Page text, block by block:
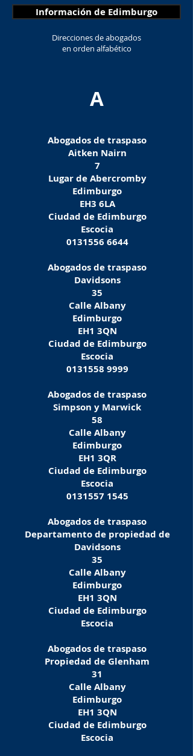
Información de Edimburgo
Direcciones de abogados
en orden alfabético
A
Abogados de traspaso
Aitken Nairn
7
Lugar de Abercromby
Edimburgo
EH3 6LA
Ciudad de Edimburgo
Escocia
0131556 6644
Abogados de traspaso
Davidsons
35
Calle Albany
Edimburgo
EH1 3QN
Ciudad de Edimburgo
Escocia
0131558 9999
Abogados de traspaso
Simpson y Marwick
58
Calle Albany
Edimburgo
EH1 3QR
Ciudad de Edimburgo
Escocia
0131557 1545
Abogados de traspaso
Departamento de propiedad de
Davidsons
35
Calle Albany
Edimburgo
EH1 3QN
Ciudad de Edimburgo
Escocia
Abogados de traspaso
Propiedad de Glenham
31
Calle Albany
Edimburgo
EH1 3QN
Ciudad de Edimburgo
Escocia